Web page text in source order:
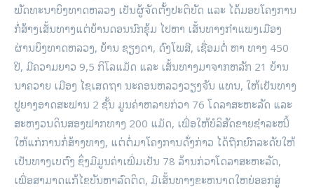
ພັດທະນາ​ບຶງ​ທາດຫລວງ ​ເປັນ​ຜູ້​ຈັດ​ຕັ້ງ​ປະຕິບັດ ​ແລະ ​ໄດ້​ມອບ​ໂຄງການ​
ກໍ່ສ້າງ​ເສັ້ນທາງ​ແຕ່​ບ້ານ​ດອນ​ນົກ​ຂຸ້ມ ​ໄປ​ຫາ ​ເສັ້ນທາງ​ກຳ​ແພງ​ເມືອງ
ຜ່ານ​ບຶງ​ທາດຫລວງ, ບ້ານ ຊຽງດາ, ດົງ​ໂພ​ສີ, ​ເຊື່ອມ​ຕໍ່ ຫາ ທາງ 450
ປີ, ມີ​ຄວາມ​ຍາວ 9,5 ກິ​ໂລ​ແມັດ ​ແລະ ​ເສັ້ນທາງ​ມາ​ຈາກ​ຫລັກ 21 ບ້ານ
ນາ​ຄວາຍ ​ເມືອງ ​ໄຊ​ເສດ​ຖາ ນະຄອນຫລວງ​ວຽງຈັນ ​ແທນ, ​ໃຫ້​ເປັນ​ທາງ​
ປູ​ຍາງ​ອາດສະ​ຟານ 2 ຊັ້ນ ມູນ​ຄ່າຫລາຍ​ກ່ວາ 76 ​ໂດລາ​ສະຫະລັດ ​ແລະ
ສະຫງວນ​ດິນ​ສອງ​ຟາກ​ທາງ 200 ​ແມັດ, ​ເພື່ອ​ໃຫ້​ບໍລິສັດ​ຂາຍ​ຊຳລະໜີ້ ​
ໃຫ້​ແກ່​ການກໍ່ສ້າງ​ທາງ, ​ແຕ່​ຕໍ່ມາ​ໂຄງການ​ດັ່ງກ່າວ ​ໄດ້​ຖືກ​ຍົກ​ລະດັບ​ໃຫ້​
ເປັນ​ທາງ​ເບ​ຕົງ ຊຶ່ງ​ມີ​ມູນ​ຄ່າ​ເພີ່ມ​ເປັນ 78 ລ້ານ​ກ່ວາໂດ​ລາ​ສະຫະລັດ,
ເພື່ອ​ສາມາດແກ້​ໄຂ​ບັນຫາ​ລົດ​ຕິດ, ມີ​ເສັ້ນທາງ​ຂະຫນາດ​ໃຫຍ່​ອອກ​ສູ່​